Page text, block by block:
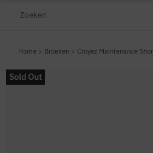
Home > Broeken > Croyez Maintenance
Sold Out